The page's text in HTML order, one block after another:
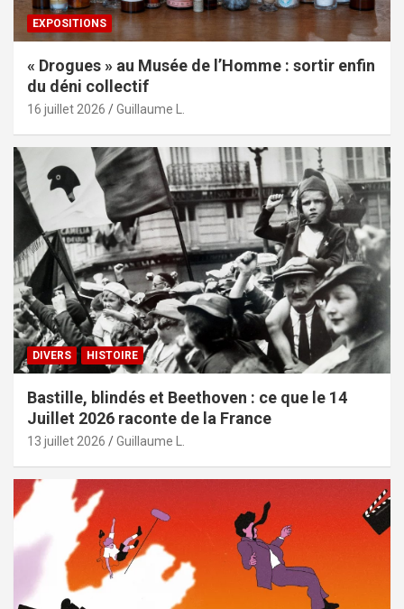
EXPOSITIONS
« Drogues » au Musée de l’Homme : sortir enfin
du déni collectif
16 juillet 2026 Guillaume L.
DIVERS HISTOIRE
Bastille, blindés et Beethoven : ce que le 14
Juillet 2026 raconte de la France
13 juillet 2026 Guillaume L.